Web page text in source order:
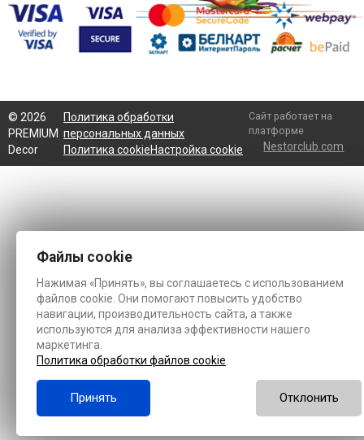
© 2026
PREMIUM
Decor
Политика обработки
персональных данных
Политика cookieНастройка cookie
Сайт работает на
платформе
Nestorclub.com
Файлы cookie
Нажимая «Принять», вы соглашаетесь с использованием
файлов cookie. Они помогают повысить удобство
навигации, производительность сайта, а также
используются для анализа эффективности нашего
маркетинга.
Политика обработки файлов cookie
Принять Отклонить